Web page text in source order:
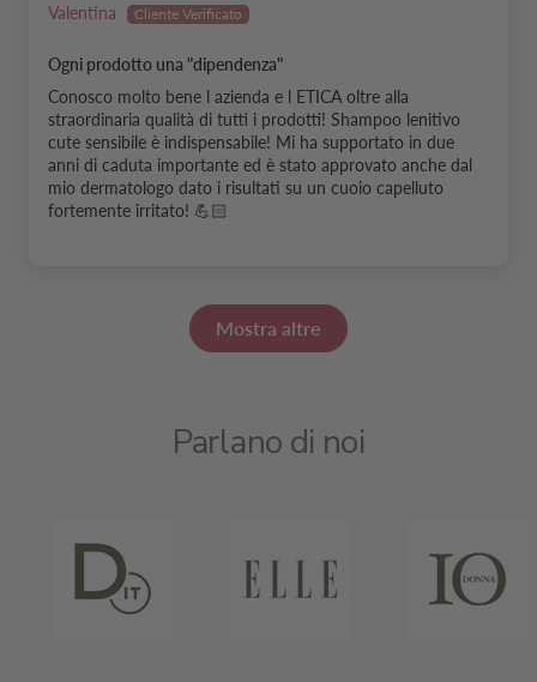
Valentina
Ogni prodotto una "dipendenza"
Conosco molto bene l azienda e l ETICA oltre alla
straordinaria qualità di tutti i prodotti! Shampoo lenitivo
cute sensibile è indispensabile! Mi ha supportato in due
anni di caduta importante ed è stato approvato anche dal
mio dermatologo dato i risultati su un cuoio capelluto
fortemente irritato! 💪🏻
Mostra altre
Parlano di noi